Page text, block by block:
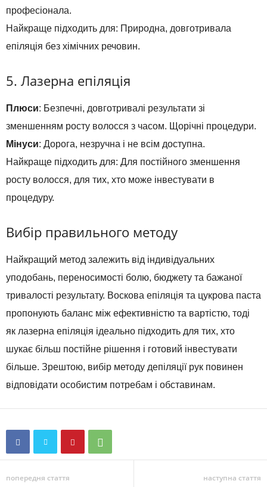
професіонала.
Найкраще підходить для: Природна, довготривала
епіляція без хімічних речовин.
5. Лазерна епіляція
Плюси: Безпечні, довготривалі результати зі
зменшенням росту волосся з часом. Щорічні процедури.
Мінуси: Дорога, незручна і не всім доступна.
Найкраще підходить для: Для постійного зменшення
росту волосся, для тих, хто може інвестувати в
процедуру.
Вибір правильного методу
Найкращий метод залежить від індивідуальних
уподобань, переносимості болю, бюджету та бажаної
тривалості результату. Воскова епіляція та цукрова паста
пропонують баланс між ефективністю та вартістю, тоді
як лазерна епіляція ідеально підходить для тих, хто
шукає більш постійне рішення і готовий інвестувати
більше. Зрештою, вибір методу депіляції рук повинен
відповідати особистим потребам і обставинам.
попередня стаття наступна стаття